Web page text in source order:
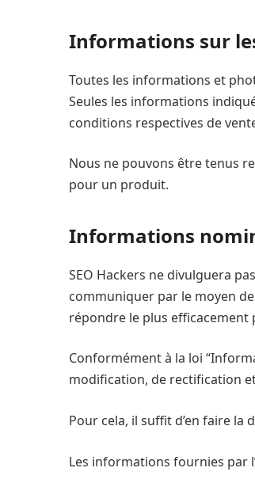
Informations sur
Toutes les informations et
Seules les informations
conditions respectives de
Nous ne pouvons être tenus
pour un produit.
Informations
SEO Hackers ne divulguera
communiquer par le moyen
répondre le plus efficacement
Conformément à la loi
modification, de rectification
Pour cela, il suffit d’en faire la
Les informations fournies par